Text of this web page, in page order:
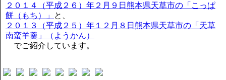
２０１４（平成２６）年２月９日熊本県天草市の「こっぱ
餅（もち）」
と、
２０１３（平成２５）年１２月８日熊本県天草市の「天草
南蛮羊羹」（ようかん）
でご紹介しています。